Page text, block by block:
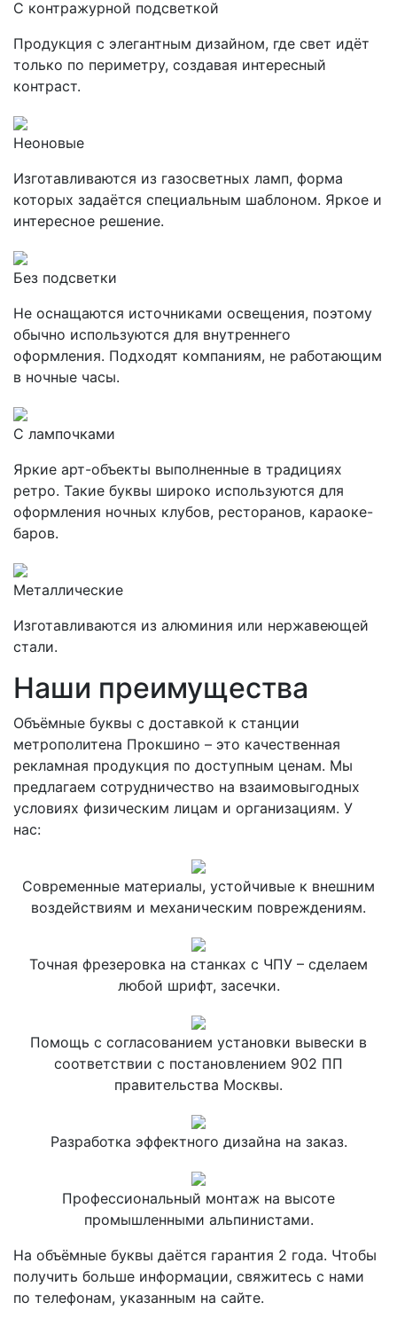
С контражурной подсветкой
Продукция с элегантным дизайном, где свет идёт
только по периметру, создавая интересный
контраст.
Неоновые
Изготавливаются из газосветных ламп, форма
которых задаётся специальным шаблоном. Яркое и
интересное решение.
Без подсветки
Не оснащаются источниками освещения, поэтому
обычно используются для внутреннего
оформления. Подходят компаниям, не работающим
в ночные часы.
С лампочками
Яркие арт-объекты выполненные в традициях
ретро. Такие буквы широко используются для
оформления ночных клубов, ресторанов, караоке-
баров.
Металлические
Изготавливаются из алюминия или нержавеющей
стали.
Наши преимущества
Объёмные буквы с доставкой к станции
метрополитена Прокшино – это качественная
рекламная продукция по доступным ценам. Мы
предлагаем сотрудничество на взаимовыгодных
условиях физическим лицам и организациям. У
нас:
Современные материалы, устойчивые к внешним
воздействиям и механическим повреждениям.
Точная фрезеровка на станках с ЧПУ – сделаем
любой шрифт, засечки.
Помощь с согласованием установки вывески в
соответствии с постановлением 902 ПП
правительства Москвы.
Разработка эффектного дизайна на заказ.
Профессиональный монтаж на высоте
промышленными альпинистами.
На объёмные буквы даётся гарантия 2 года. Чтобы
получить больше информации, свяжитесь с нами
по телефонам, указанным на сайте.